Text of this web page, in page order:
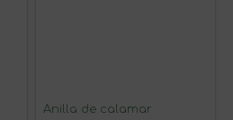
Anilla de calamar